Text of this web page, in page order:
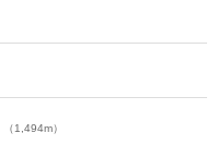
（1,494m）